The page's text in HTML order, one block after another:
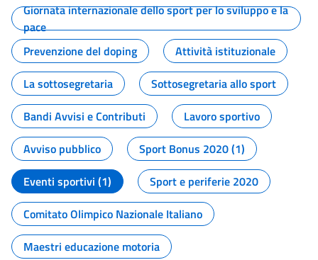
Giornata internazionale dello sport per lo sviluppo e la
pace
Prevenzione del doping
Attività istituzionale
La sottosegretaria
Sottosegretaria allo sport
Bandi Avvisi e Contributi
Lavoro sportivo
Avviso pubblico
Sport Bonus 2020 (1)
Eventi sportivi (1)
Sport e periferie 2020
Comitato Olimpico Nazionale Italiano
Maestri educazione motoria